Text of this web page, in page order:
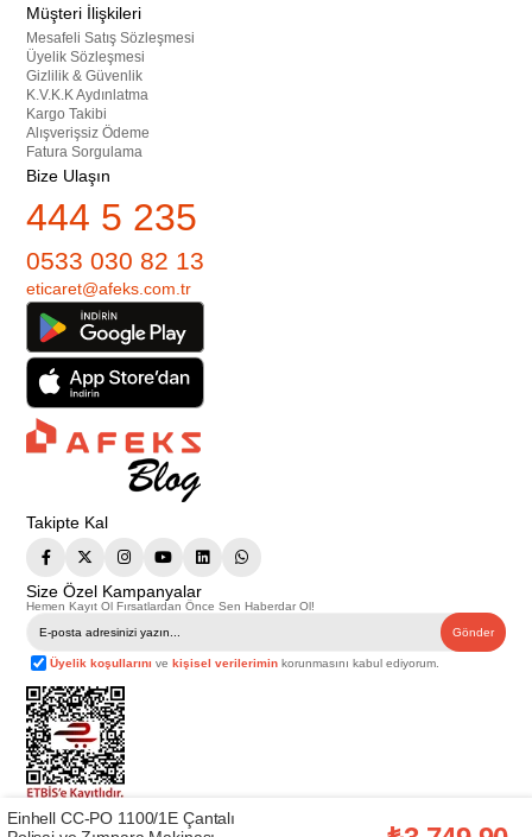
Müşteri İlişkileri
Mesafeli Satış Sözleşmesi
Üyelik Sözleşmesi
Gizlilik & Güvenlik
K.V.K.K Aydınlatma
Kargo Takibi
Alışverişsiz Ödeme
Fatura Sorgulama
Bize Ulaşın
444 5 235
0533 030 82 13
eticaret@afeks.com.tr
Takipte Kal
Size Özel Kampanyalar
Hemen Kayıt Ol Fırsatlardan Önce Sen Haberdar Ol!
Gönder
Üyelik koşullarını vekişisel verilerimin korunmasını kabul ediyorum.
Telif Hakkı © 2026Afeks Yapı Market
. Tüm hakları saklıdır.
Einhell CC-PO 1100/1E Çantalı